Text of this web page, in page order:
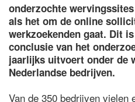
onderzochte
als het om de online
werkzoekenden gaat. Dit
conclusie van het
jaarlijks uitvoert onder de
Nederlandse bedrijven.
Van de 350 bedrijven vielen